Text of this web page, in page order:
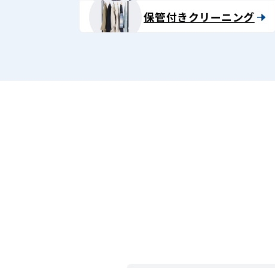
保管付きクリーニング